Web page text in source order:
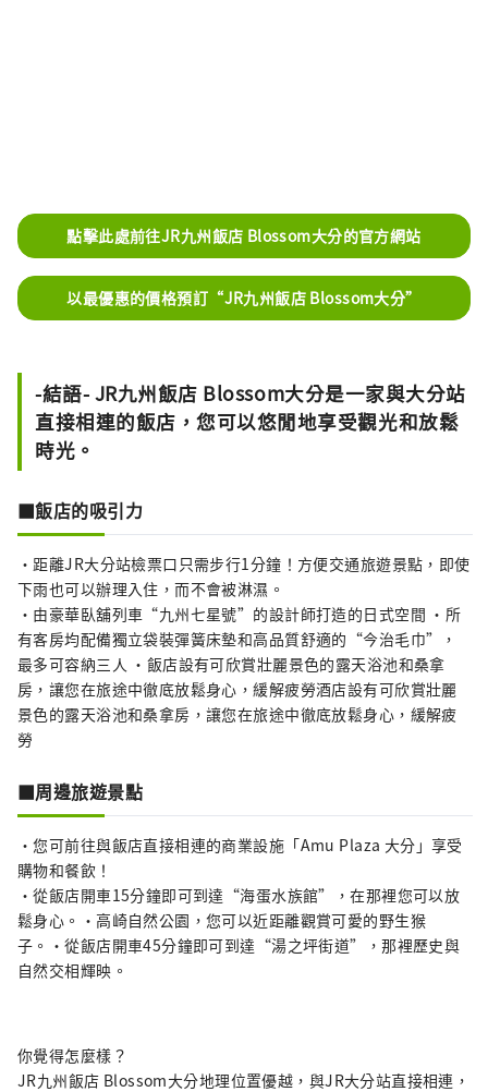
點擊此處前往JR九州飯店 Blossom大分的官方網站
以最優惠的價格預訂“JR九州飯店 Blossom大分”
-結語- JR九州飯店 Blossom大分是一家與大分站
直接相連的飯店，您可以悠閒地享受觀光和放鬆
時光。
■飯店的吸引力
・距離JR大分站檢票口只需步行1分鐘！方便交通旅遊景點，即使
下雨也可以辦理入住，而不會被淋濕。
・由豪華臥舖列車“九州七星號”的設計師打造的日式空間 ・所
有客房均配備獨立袋裝彈簧床墊和高品質舒適的“今治毛巾”，
最多可容納三人 ・飯店設有可欣賞壯麗景色的露天浴池和桑拿
房，讓您在旅途中徹底放鬆身心，緩解疲勞酒店設有可欣賞壯麗
景色的露天浴池和桑拿房，讓您在旅途中徹底放鬆身心，緩解疲
勞
■周邊旅遊景點
・您可前往與飯店直接相連的商業設施「Amu Plaza 大分」享受
購物和餐飲！
・從飯店開車15分鐘即可到達“海蛋水族館”，在那裡您可以放
鬆身心。・高崎自然公園，您可以近距離觀賞可愛的野生猴
子。・從飯店開車45分鐘即可到達“湯之坪街道”，那裡歷史與
自然交相輝映。
你覺得怎麼樣？
JR九州飯店 Blossom大分地理位置優越，與JR大分站直接相連，